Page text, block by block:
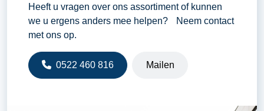
Heeft u vragen over ons assortiment of kunnen
we u ergens anders mee helpen? Neem contact
met ons op.
0522 460 816 Mailen